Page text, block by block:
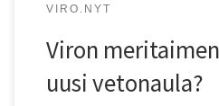
VIRO.NYT
Viron
uusi vetonaula?